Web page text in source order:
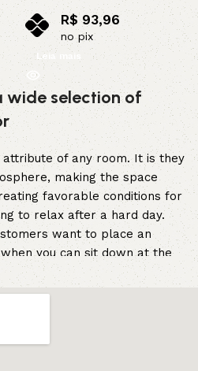
R$93,96
no pix
Leia mais
wide selection of
attribute of any room. It is they
making the space
favorable conditions for
to relax after a hard day.
want to place an
you can sit down at the
arrange the furniture in the
you like. The online